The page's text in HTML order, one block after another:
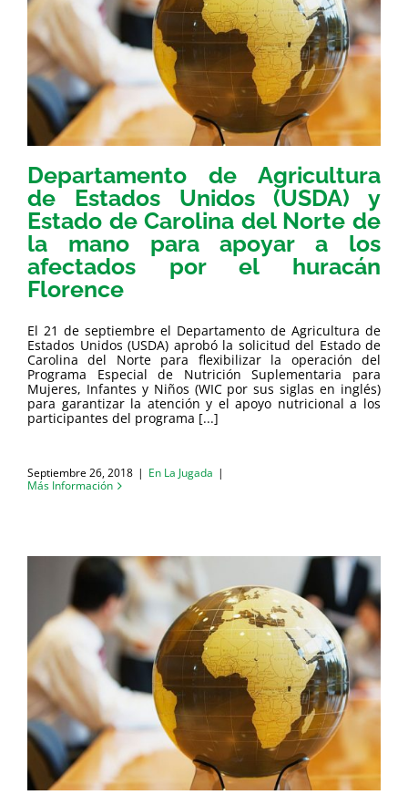
Departamento de Agricultura
de Estados Unidos (USDA) y
Estado de Carolina del Norte de
la mano para apoyar a los
afectados por el huracán
Florence
El 21 de septiembre el Departamento de Agricultura de
Estados Unidos (USDA) aprobó la solicitud del Estado de
Carolina del Norte para flexibilizar la operación del
Programa Especial de Nutrición Suplementaria para
Mujeres, Infantes y Niños (WIC por sus siglas en inglés)
para garantizar la atención y el apoyo nutricional a los
participantes del programa [...]
Septiembre 26, 2018 | En La Jugada |
Más Información